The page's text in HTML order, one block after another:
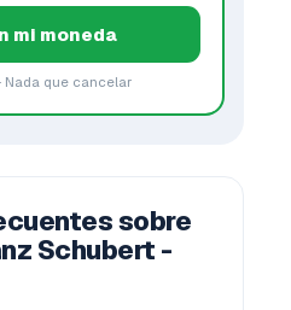
mi moneda
Nada que cancelar
sobre
Schubert -